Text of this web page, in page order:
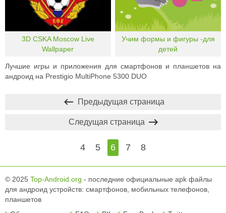
3D CSKA Moscow Live
Wallpaper
Учим формы и фигуры -для
детей
Лучшие игры и приложения для смартфонов и планшетов на
андроид на Prestigio MultiPhone 5300 DUO
Предыдущая страница
4 5 6 7 8
Следущая страница
© 2025 Top-Android.org - последние официальные apk файлы
для андроид устройств: смартфонов, мобильных телефонов,
планшетов